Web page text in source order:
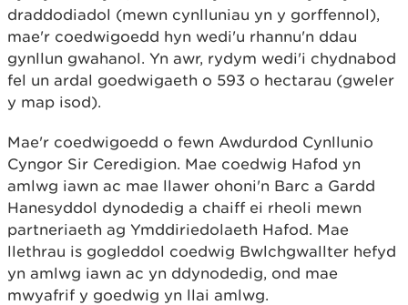
draddodiadol (mewn cynlluniau yn y gorffennol),
mae'r coedwigoedd hyn wedi'u rhannu'n ddau
gynllun gwahanol. Yn awr, rydym wedi'i chydnabod
fel un ardal goedwigaeth o 593 o hectarau (gweler
y map isod).
Mae'r coedwigoedd o fewn Awdurdod Cynllunio
Cyngor Sir Ceredigion. Mae coedwig Hafod yn
amlwg iawn ac mae llawer ohoni'n Barc a Gardd
Hanesyddol dynodedig a chaiff ei rheoli mewn
partneriaeth ag Ymddiriedolaeth Hafod. Mae
llethrau is gogleddol coedwig Bwlchgwallter hefyd
yn amlwg iawn ac yn ddynodedig, ond mae
mwyafrif y goedwig yn llai amlwg.